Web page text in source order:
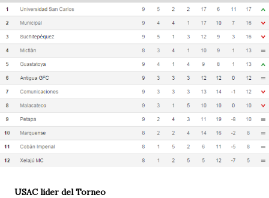
USAC lider del Torneo